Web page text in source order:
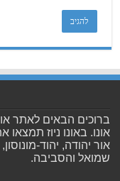
ברוכים הבאים לאתר
אונו. באונו ניוז
אור יהודה, יהוד-
שמואל והסביבה.